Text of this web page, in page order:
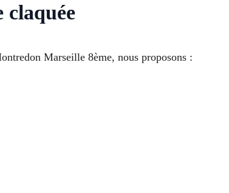
claquée
Marseille 8ème, nous proposons :